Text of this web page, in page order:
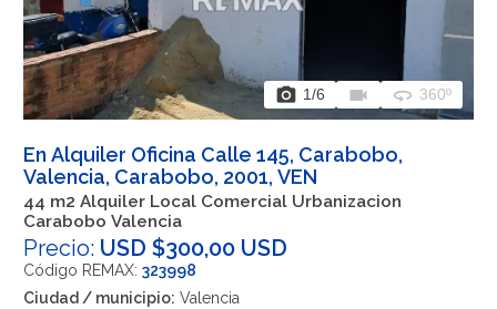
photo_camera 1/6 videocam 360 360º
En Alquiler Oficina Calle 145, Carabobo,
Valencia, Carabobo, 2001, VEN
44 m2 Alquiler Local Comercial Urbanizacion
Carabobo Valencia
Precio: USD $300,00 USD
Código REMAX: 323998
Ciudad / municipio: Valencia